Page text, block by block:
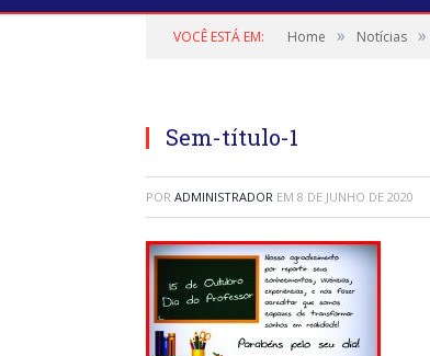
VOCÊ ESTÁ EM: Home » Notícias »
Sem-título-1
POR ADMINISTRADOR EM 8 DE JUNHO DE 2020